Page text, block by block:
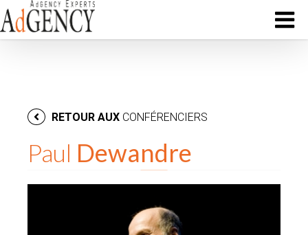
RETOUR AUX CONFÉRENCIERS
Paul Dewandre